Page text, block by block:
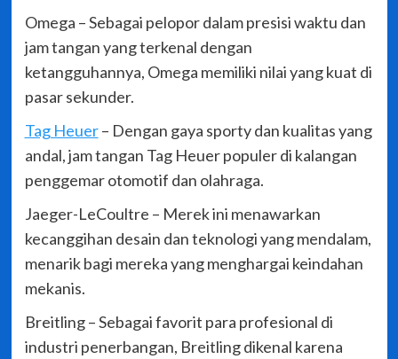
Omega – Sebagai pelopor dalam presisi waktu dan
jam tangan yang terkenal dengan
ketangguhannya, Omega memiliki nilai yang kuat di
pasar sekunder.
Tag Heuer– Dengan gaya sporty dan kualitas yang
andal, jam tangan Tag Heuer populer di kalangan
penggemar otomotif dan olahraga.
Jaeger-LeCoultre – Merek ini menawarkan
kecanggihan desain dan teknologi yang mendalam,
menarik bagi mereka yang menghargai keindahan
mekanis.
Breitling – Sebagai favorit para profesional di
industri penerbangan, Breitling dikenal karena